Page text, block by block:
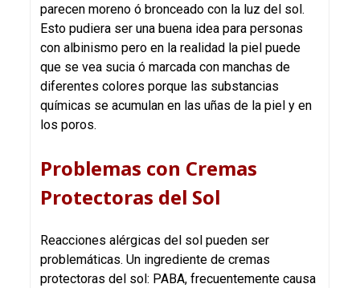
parecen moreno ó bronceado con la luz del sol.
Esto pudiera ser una buena idea para personas
con albinismo pero en la realidad la piel puede
que se vea sucia ó marcada con manchas de
diferentes colores porque las substancias
químicas se acumulan en las uñas de la piel y en
los poros.
Problemas con Cremas
Protectoras del Sol
Reacciones alérgicas del sol pueden ser
problemáticas. Un ingrediente de cremas
protectoras del sol: PABA, frecuentemente causa